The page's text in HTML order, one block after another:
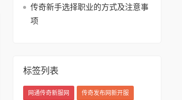
传奇新手选择职业的方式及注意事
项
标签列表
网通传奇新服网 传奇发布网新开服